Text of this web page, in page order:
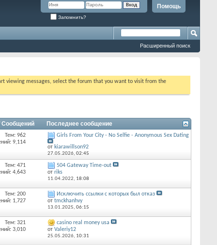
Помощь
Запомнить?
Расширенный поиск
viewing messages, select the forum that you want to visit from the
Сообщений Последнее сообщение
Тем: 962
9,114
Girls From Your City - No Selfie - Anonymous Sex Dating
от kiarawillson92
27.05.2026, 02:45
Тем: 471
4,643
504 Gateway Time-out
от riks
11.04.2022, 18:08
Тем: 200
1,727
Исключить ссылки с которых был отказ
от tmckhanhvy
13.01.2025, 06:15
Тем: 321
3,010
casino real money usa
от Valeriy12
25.05.2026, 10:31